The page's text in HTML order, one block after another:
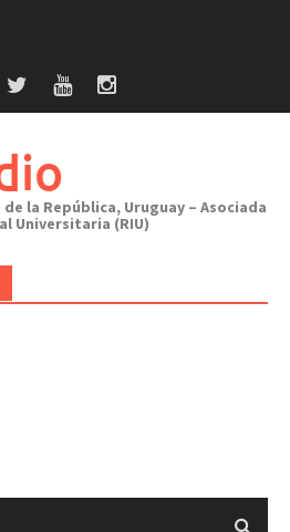
de la República, Uruguay – Asociada
Universitaria (RIU)